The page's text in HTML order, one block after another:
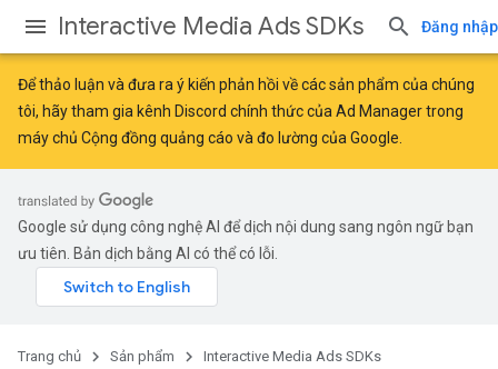
Interactive Media Ads SDKs Đăng nhập
Để thảo luận và đưa ra ý kiến phản hồi về các sản phẩm của chúng
tôi, hãy tham gia kênh Discord chính thức của Ad Manager trong
máy chủ Cộng đồng quảng cáo và đo lường của Google
Google sử dụng công nghệ AI để dịch nội dung sang ngôn ngữ bạn
ưu tiên. Bản dịch bằng AI có thể có lỗi.
Trang chủ Sản phẩm
Interactive Media Ads SDKs